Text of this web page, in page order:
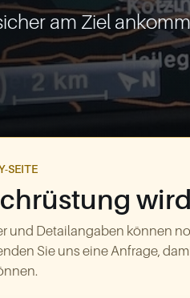
am Ziel
SEITE
und Detailangaben können
Sie uns eine Anfrage,